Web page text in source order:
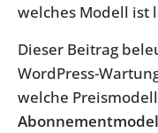
welches Modell ist
Dieser Beitrag
WordPress-
welche